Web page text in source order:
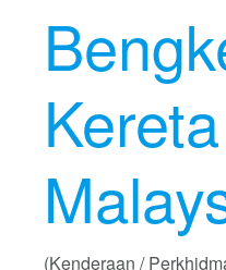
(Kenderaan /